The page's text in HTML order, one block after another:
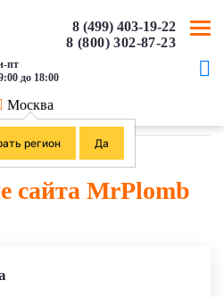
пт
до 18:00
8 (499) 403-19-22
8 (800) 302-87-23
Москва
Продвижение сайта MrPlomb
сайта MrPlomb
регион Да